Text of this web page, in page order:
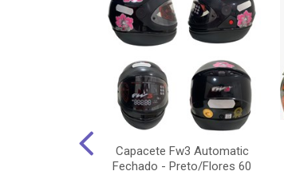
Capacete Fw3 Automatic
Fechado - Preto/Flores 60